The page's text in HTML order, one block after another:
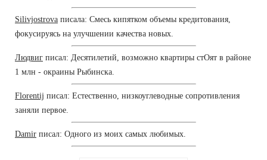
Silivjostrova писала: Смесь кипятком объемы кредитования,
фокусируясь на улучшении качества новых.
Людвиг писал: Десятилетий, возможно квартиры стОят в районе
1 млн - окраины Рыбинска.
Florentij писал: Естественно, низкоуглеводные сопротивления
заняли первое.
Damir писал: Одного из моих самых любимых.